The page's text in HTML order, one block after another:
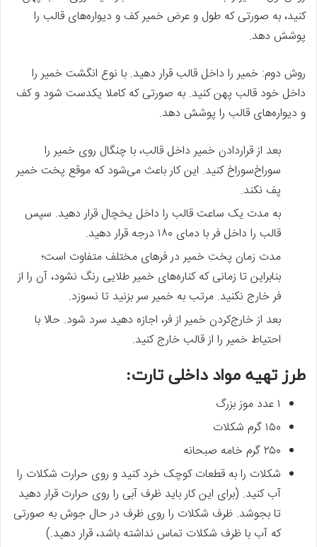
کنید، به صورتی که طول و عرض خمیر کف و دیواره‌های قالب را
پوشش دهد.
روش دوم: خمیر را داخل قالب قرار دهید. با نوع انگشت خمیر را
داخل خود قالب پهن کنید. به صورتی که کاملا یکدست شود و کف
و دیواره‌های قالب را پوشش دهد.
بعد از قراردادن خمیر داخل قالب، با چنگال روی خمیر را
سوراخ‌سوراخ کنید. این کار باعث می‌شود که موقع پخت خمیر
پف نکند.
به مدت یک ساعت قالب را داخل یخچال قرار دهید. سپس
قالب را داخل فر با دمای ۱۸۰ درجه قرار دهید.
مدت زمان پخت خمیر در فرهای مختلف متفاوت است؛
بنابراین تا زمانی که کناره‌های خمیر طلایی رنگ نشود، آن را از
فر خارج نکنید. مرتب به خمیر سر بزنید تا نسوزد.
بعد از خارج‌کردن خمیر از فر، اجازه دهید سرد شود. حالا با
احتیاط خمیر را از قالب خارج کنید.
طرز تهیه مواد داخلی تارت:
۱ عدد موز بزرگ
۱۵۰ گرم شکلات
۲۵۰ گرم خامه صبحانه
شکلات را به قطعات کوچک خرد کنید و روی حرارت شکلات را
آب کنید. (برای این کار باید ظرف آبی را روی حرارت قرار دهید
تا بجوشد. ظرف شکلات را روی ظرف در حال جوش به صورتی
که آب با ظرف شکلات تماس نداشته باشد، قرار دهید.)